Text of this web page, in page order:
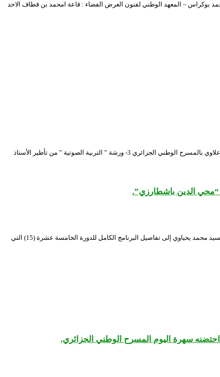
: أ.د محمد بوكراس – المعهد الوطني لفنون العرض الفضاء : قاعة امحمد بن قطاف الاحد
1- ورشة المسرح الإذاعي من تأطير المسرحي مـحمد شلوش في المركز الجزائري للسينما 2- ورشة ” النقد المسرحي” خاصة بالصحفيين والمهتمين من تأطير الدكتور حميد علاوي بالمسرح الوطني الجزائري 3- ورشة ” التربية الصوتية ” من تأطير الأستاذ
“محي الدين باشطارزي”.
الندوة الصحفية التي أشرف عليها محافظ المهرجان الوطني للمسرح المحترف بقاعة “امحمد بن قطاف” بالمسرح الوطني الجزائري “محي الدين باشطارزي”. حيث تطرق السيد محمد يحياوي إلى تفاصيل البرنامج الكامل للدورة الخامسة عشرة (15) التي
سهرة اليوم المسرح الوطني الجزائري.